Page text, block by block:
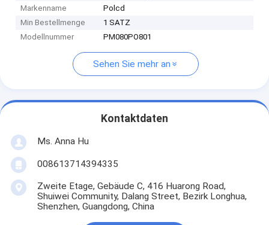
Markenname
Polcd
Min Bestellmenge
1 SATZ
Modellnummer
PM080PO801
Sehen Sie mehr an
Kontaktdaten
Ms. Anna Hu
008613714394335
Zweite Etage, Gebäude C, 416 Huarong Road,
Shuiwei Community, Dalang Street, Bezirk Longhua,
Shenzhen, Guangdong, China